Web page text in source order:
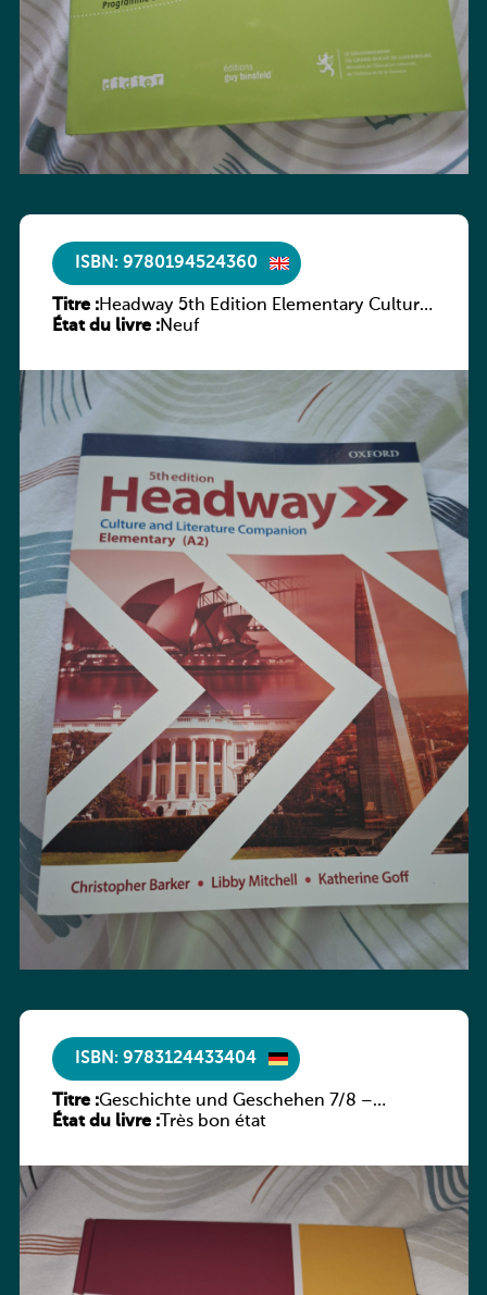
ISBN: 9780194524360
Titre :Headway 5th Edition Elementary Culture
and Literature Companion
État du livre :Neuf
ISBN: 9783124433404
Titre :Geschichte und Geschehen 7/8 –
Rheinland-Pfalz
État du livre :Très bon état